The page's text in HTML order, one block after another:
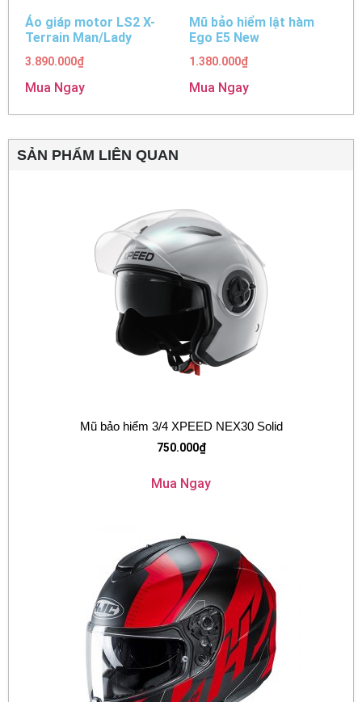
Áo giáp motor LS2 X-
Terrain Man/Lady
3.890.000₫
Mua Ngay
Mũ bảo hiểm lật hàm
Ego E5 New
1.380.000₫
Mua Ngay
SẢN PHẨM LIÊN QUAN
Mũ bảo hiểm 3/4 XPEED NEX30 Solid
750.000₫
Mua Ngay